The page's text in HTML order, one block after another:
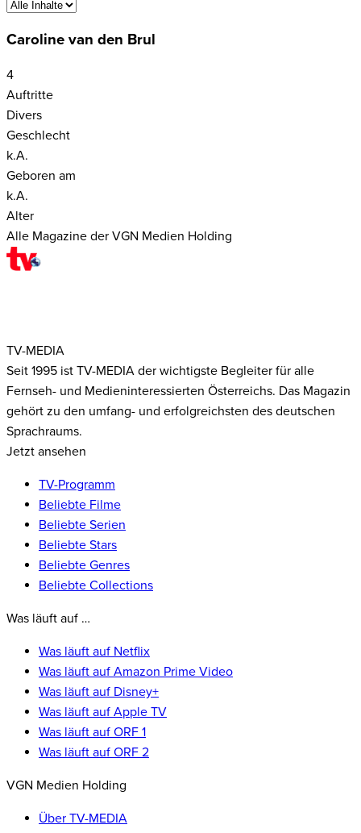
Caroline van den Brul
4
Auftritte
Divers
Geschlecht
k.A.
Geboren am
k.A.
Alter
Alle Magazine der VGN Medien Holding
TV-MEDIA
Seit 1995 ist TV-MEDIA der wichtigste Begleiter für alle
Fernseh- und Medieninteressierten Österreichs. Das Magazin
gehört zu den umfang- und erfolgreichsten des deutschen
Sprachraums.
Jetzt ansehen
TV-Programm
Beliebte Filme
Beliebte Serien
Beliebte Stars
Beliebte Genres
Beliebte Collections
Was läuft auf …
Was läuft auf Netflix
Was läuft auf Amazon Prime Video
Was läuft auf Disney+
Was läuft auf Apple TV
Was läuft auf ORF 1
Was läuft auf ORF 2
VGN Medien Holding
Über TV-MEDIA